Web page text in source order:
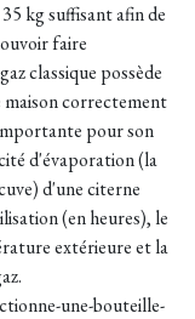
kg suffisant afin de
faire
classique possède
maison correctement
pour son
d'évaporation (la
d'une citerne
(en heures), le
extérieure et la
une-bouteille-